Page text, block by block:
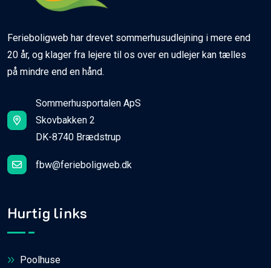
Ferieboligweb har drevet sommerhusudlejning i mere end
20 år, og klager fra lejere til os over en udlejer kan tælles
på mindre end en hånd.
Sommerhusportalen ApS
Skovbakken 2
DK-8740 Brædstrup
fbw@ferieboligweb.dk
Hurtig links
Poolhuse